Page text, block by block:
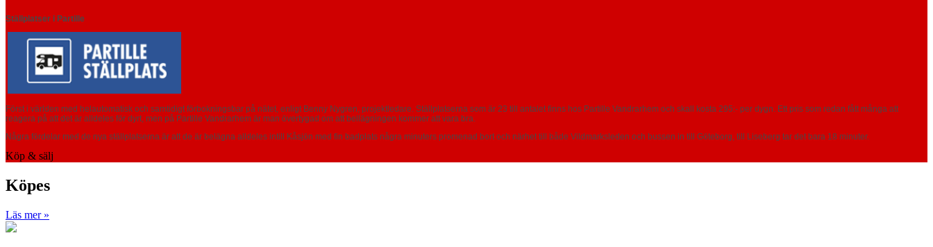
Ställplatser i Partille
Först i världen med helautomatisk och samtidigt förbokningsbar på nätet, enligt Benny Nygren, projektledare. Ställplatserna som är 23 till antalet finns hos Partille Vandrarhem och skall kosta 295:- per dygn. Ett pris som redan fått många att
reagera på att det är alldeles för dyrt, men på Partille Vandrarhem är man övertygad om att bellägningen kommer att vara bra.
Några fördelar med de nya ställplatserna är att de är belägna alldeles intill Kåsjön med fin badplats några minuters promenad bort och närhet till både Vildmarksleden och bussen in till Göteborg, till Liseberg tar det bara 18 minuter.
Köp & sälj
Köpes
Läs mer »